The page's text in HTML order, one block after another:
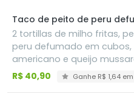
Taco de peito de peru
2 tortillas de milho fritas,
peru defumado em
americano e queijo
acompanha milho,
R$ 40,90 Ganhe R$ 1,64